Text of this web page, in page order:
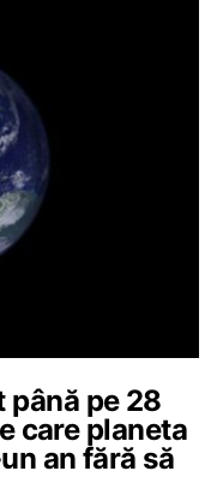
până pe 28
care planeta
an fără să